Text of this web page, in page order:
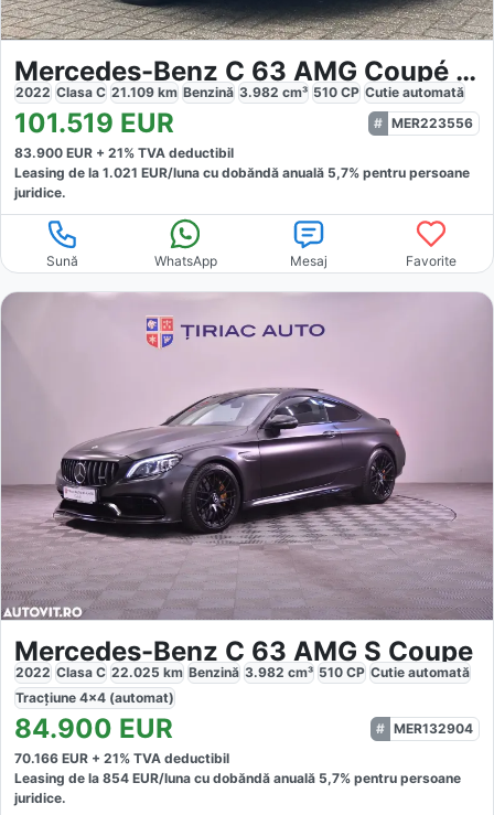
Mercedes-Benz C 63 AMG Coupé S Final Edition
2022 Clasa C 21.109 km Benzină 3.982 cm³ 510 CP Cutie automată
101.519 EUR
MER223556
83.900 EUR + 21% TVA deductibil
Leasing de la 1.021 EUR/luna cu dobăndă anuală 5,7% pentru persoane
juridice.
Sună WhatsApp Mesaj Favorite
Mercedes-Benz C 63 AMG S Coupe
2022 Clasa C 22.025 km Benzină 3.982 cm³ 510 CP Cutie automată
Tracțiune 4x4 (automat)
84.900 EUR
MER132904
70.166 EUR + 21% TVA deductibil
Leasing de la 854 EUR/luna cu dobăndă anuală 5,7% pentru persoane
juridice.